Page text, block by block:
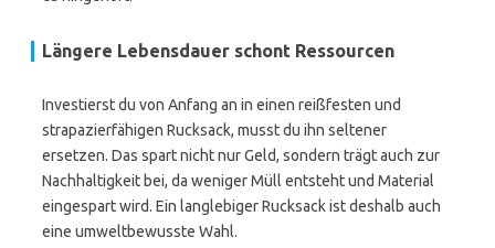
Längere Lebensdauer schont Ressourcen
Investierst du von Anfang an in einen reißfesten und
strapazierfähigen Rucksack, musst du ihn seltener
ersetzen. Das spart nicht nur Geld, sondern trägt auch zur
Nachhaltigkeit bei, da weniger Müll entsteht und Material
eingespart wird. Ein langlebiger Rucksack ist deshalb auch
eine umweltbewusste Wahl.